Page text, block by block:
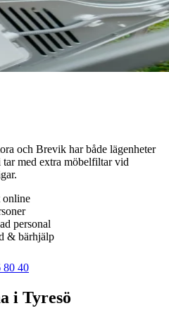
och Brevik har både lägenheter
med extra möbelfiltar vid
online
personal
& bärhjälp
80 40
i Tyresö